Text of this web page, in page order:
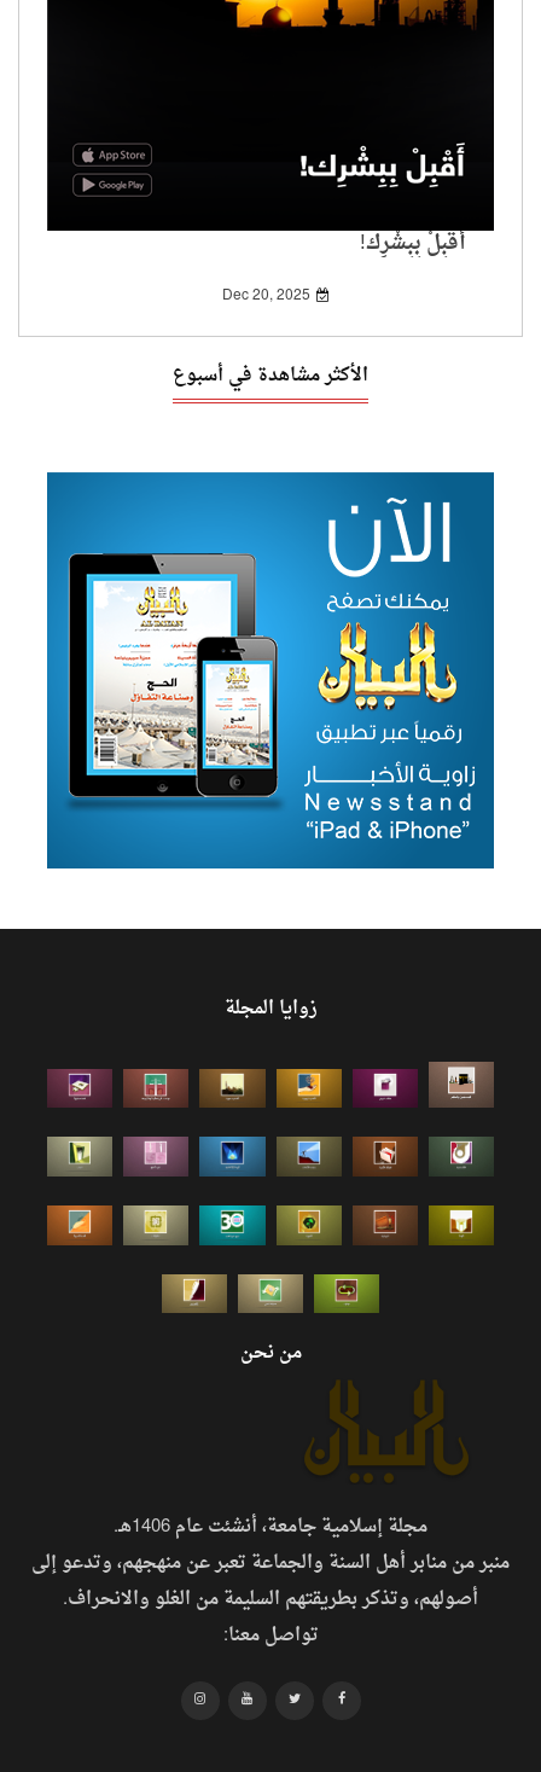
أَقْبِلْ بِبِشْرِك!
Dec 20, 2025
الأكثر مشاهدة في أسبوع
زوايا المجلة
من نحن
مجلة إسلامية جامعة، أنشئت عام 1406هـ.
منبر من منابر أهل السنة والجماعة تعبر عن منهجهم، وتدعو إلى
أصولهم، وتذكر بطريقتهم السليمة من الغلو والانحراف.
تواصل معنا: